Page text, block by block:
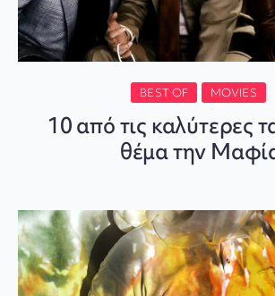
BEST OF MOVIES
10 από τις καλύτερες
θέμα την